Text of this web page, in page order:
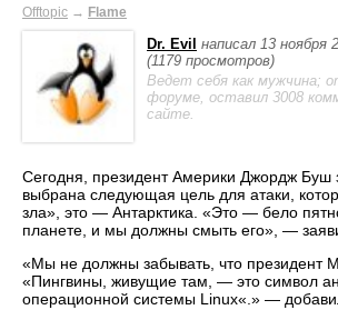
Offtopic → Flame
Dr. Evil написал 13 ноября
(1179 просмотров)
Ведет себя как мужчина;
форуме, оставил 3008
сайте.
Сегодня, президент Америки Джордж Буш
выбрана следующая цель для атаки,
зла», это — Антарктика. «Это — бело
планете, и мы должны смыть его», —
«Мы не должны забывать, что президент
«Пингвины, живущие там, — это символ
операционной системы Linux«.» —